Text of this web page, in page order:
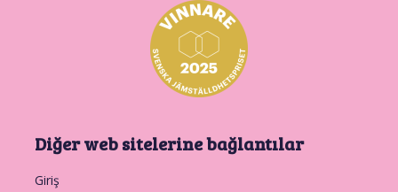
Diğer web sitelerine bağlantılar
Giriş